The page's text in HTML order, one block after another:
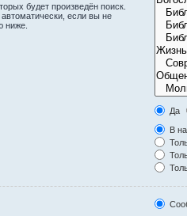
будет произведён поиск.
если вы не
ниже.
Да
В